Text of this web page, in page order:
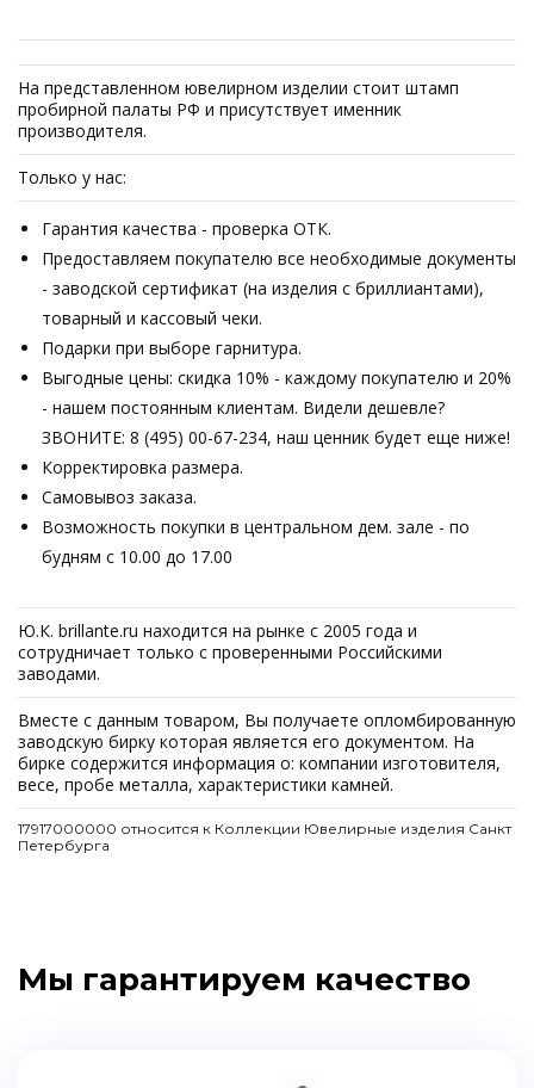
На представленном ювелирном изделии стоит штамп
пробирной палаты РФ и присутствует именник
производителя.
Только у нас:
Гарантия качества - проверка ОТК.
Предоставляем покупателю все необходимые документы
- заводской сертификат (на изделия с бриллиантами),
товарный и кассовый чеки.
Подарки при выборе гарнитура.
Выгодные цены: скидка 10% - каждому покупателю и 20%
- нашем постоянным клиентам. Видели дешевле?
ЗВОНИТЕ: 8 (495) 00-67-234, наш ценник будет еще ниже!
Корректировка размера.
Самовывоз заказа.
Возможность покупки в центральном дем. зале - по
будням с 10.00 до 17.00
Ю.К. brillante.ru находится на рынке с 2005 года и
сотрудничает только с проверенными Российскими
заводами.
Вместе с данным товаром, Вы получаете опломбированную
заводскую бирку которая является его документом. На
бирке содержится информация о: компании изготовителя,
весе, пробе металла, характеристики камней.
17917000000 относится к Коллекции Ювелирные изделия Санкт
Петербурга
Мы гарантируем качество